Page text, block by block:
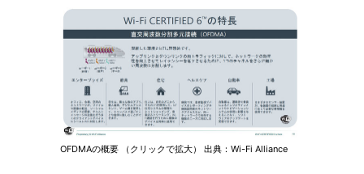
OFDMAの概要 （クリックで拡大） 出典：Wi-Fi Alliance